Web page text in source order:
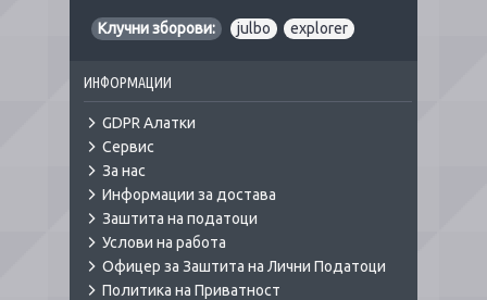
Клучни зборови: julbo explorer
ИНФОРМАЦИИ
GDPR Алатки
Сервис
За нас
Информации за достава
Заштита на податоци
Услови на работа
Офицер за Заштита на Лични Податоци
Политика на Приватност